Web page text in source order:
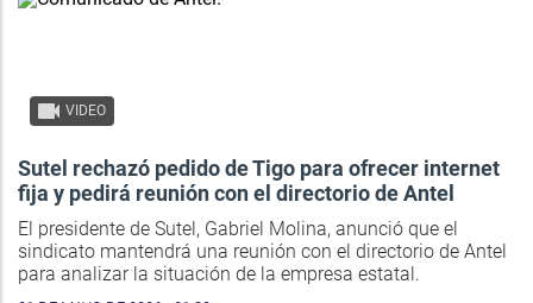
VIDEO
Sutel rechazó pedido de Tigo para ofrecer internet
fija y pedirá reunión con el directorio de Antel
El presidente de Sutel, Gabriel Molina, anunció que el
sindicato mantendrá una reunión con el directorio de Antel
para analizar la situación de la empresa estatal.